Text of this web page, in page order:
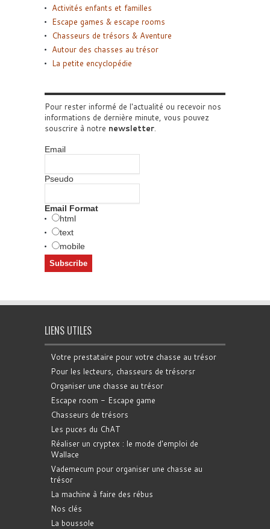
Activités enfants et familles
Escape games & escape rooms
Chasseurs de trésors & Aventure
Autour des chasses au trésor
La petite encyclopédie
Pour rester informé de l'actualité ou recevoir nos
informations de dernière minute, vous pouvez
souscrire à notre newsletter
Email
Pseudo
Email Format
html
text
mobile
LIENS UTILES
Votre prestataire pour votre chasse au trésor
Pour les lecteurs, chasseurs de trésorsr
Organiser une chasse au trésor
Escape room - Escape game
Chasseurs de trésors
Les puces du ChAT
Réaliser un cryptex : le mode d'emploi de
Wallace
Vademecum pour organiser une chasse au
trésor
La machine à faire des rébus
Nos clés
La boussole